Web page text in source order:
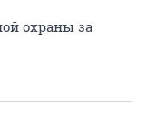
охраны за